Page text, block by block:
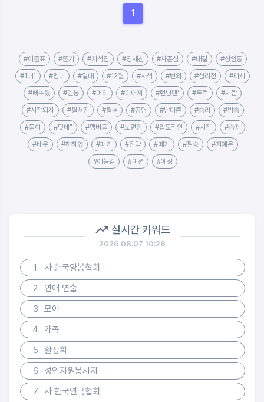
1
#이름표 #뜯기 #지석진 #양세찬 #자존심 #대결 #상암동
#1대1 #멤버 #일대 #12월 #사석 #번외 #심리전 #다시
#빠뜨렸 #멘붕 #머리 #이어져 #런닝맨' #트럭 #사람
#시작되자 #펼쳐진 #펼쳐 #공명 #남다른 #승리 #방송
#몰이 #맞네" #멤버들 #노련함 #압도적인 #시작 #승자
#배우 #하하였 #패기 #전략 #떼기 #필승 #지예은
#예능감 #미션 #예상
실시간 키워드
2026.08.07 10:28
1
사 한국양봉협회
2
연애 연출
3
모아
4
가족
5
활성화
6
성인자원봉사자
7
사 한국연극협회